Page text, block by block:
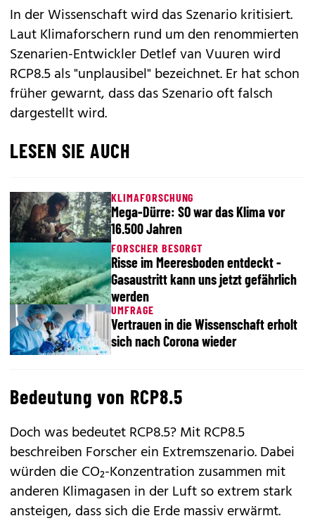
In der Wissenschaft wird das Szenario kritisiert.
Laut Klimaforschern rund um den renommierten
Szenarien-Entwickler Detlef van Vuuren wird
RCP8.5 als "unplausibel" bezeichnet. Er hat schon
früher gewarnt, dass das Szenario oft falsch
dargestellt wird.
LESEN SIE AUCH
KLIMAFORSCHUNG
Mega-Dürre: SO war das Klima vor
16.500 Jahren
FORSCHER BESORGT
Risse im Meeresboden entdeckt -
Gasaustritt kann uns jetzt gefährlich
werden
UMFRAGE
Vertrauen in die Wissenschaft erholt
sich nach Corona wieder
Bedeutung von RCP8.5
Doch was bedeutet RCP8.5? Mit RCP8.5
beschreiben Forscher ein Extremszenario. Dabei
würden die CO₂-Konzentration zusammen mit
anderen Klimagasen in der Luft so extrem stark
ansteigen, dass sich die Erde massiv erwärmt.